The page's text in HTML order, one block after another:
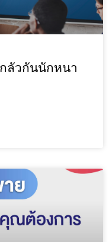
ลัวกันนักหนา